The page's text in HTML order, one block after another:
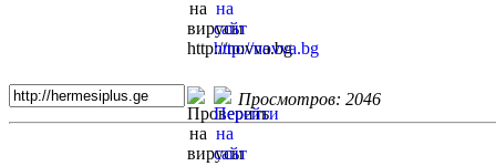
Просмотров: 2046